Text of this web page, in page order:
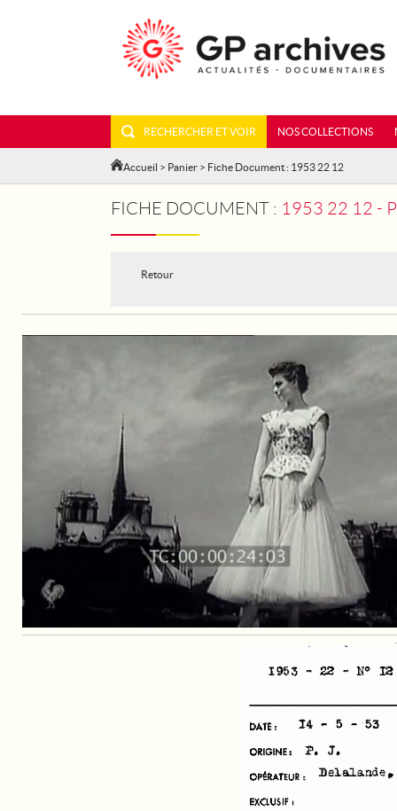
RECHERCHER ET VOIR NOS COLLECTIONS
Accueil > Panier > Fiche Document : 1953 22 12
FICHE DOCUMENT : 1953 22 12 -
Retour